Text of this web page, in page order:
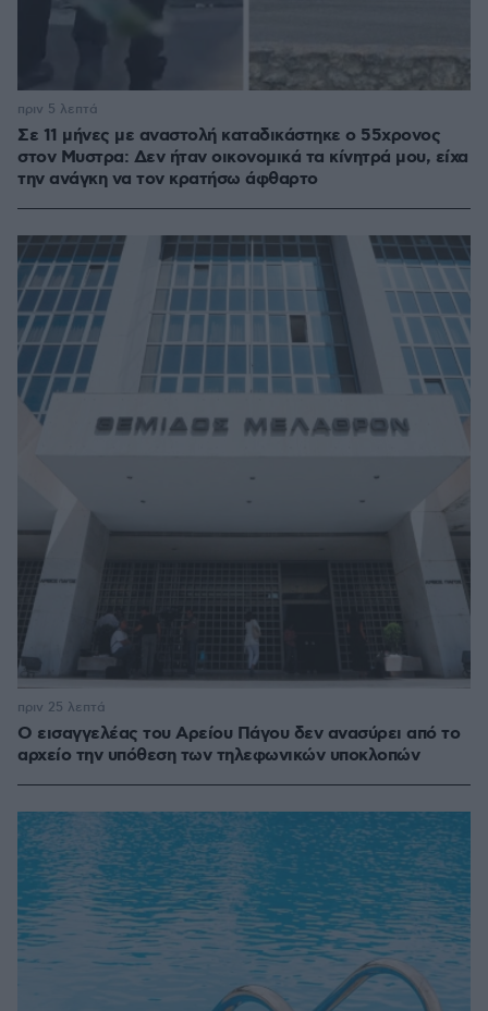
Σε 11 μήνες με αναστολή καταδικάστηκε ο 55χρονος
στον Μυστρα: Δεν ήταν οικονομικά τα κίνητρά μου, είχα
την ανάγκη να τον κρατήσω άφθαρτο
πριν 5 λεπτά
Ο εισαγγελέας του Αρείου Πάγου δεν ανασύρει από το
αρχείο την υπόθεση των τηλεφωνικών υποκλοπών
πριν 25 λεπτά